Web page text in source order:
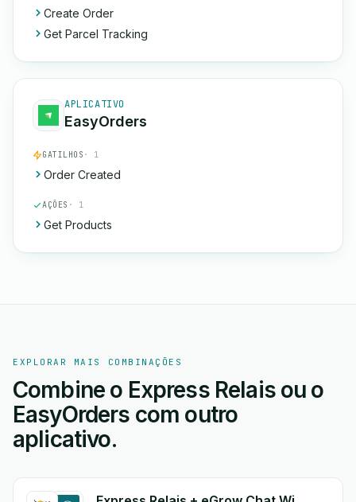
Create Order
Get Parcel Tracking
APLICATIVO
EasyOrders
GATILHOS · 1
Order Created
AÇÕES · 1
Get Products
EXPLORAR MAIS COMBINAÇÕES
Combine o Express Relais ou o
EasyOrders com outro
aplicativo.